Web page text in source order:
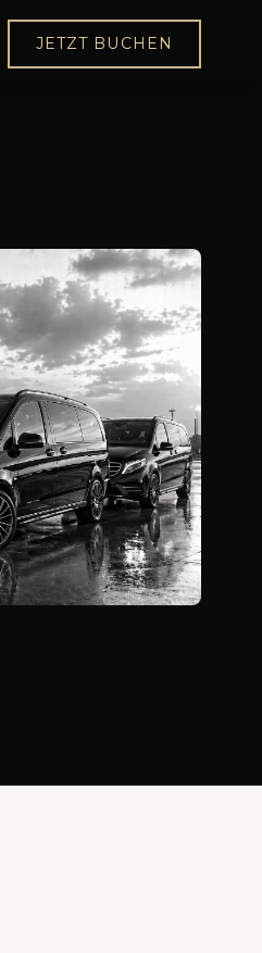
JETZT BUCHEN